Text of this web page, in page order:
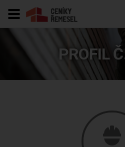
PROFIL